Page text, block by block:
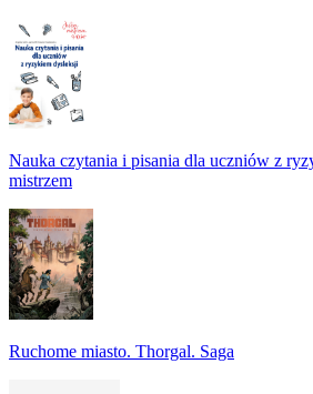
Nauka czytania i pisania dla uczniów z
mistrzem
Ruchome miasto. Thorgal. Saga